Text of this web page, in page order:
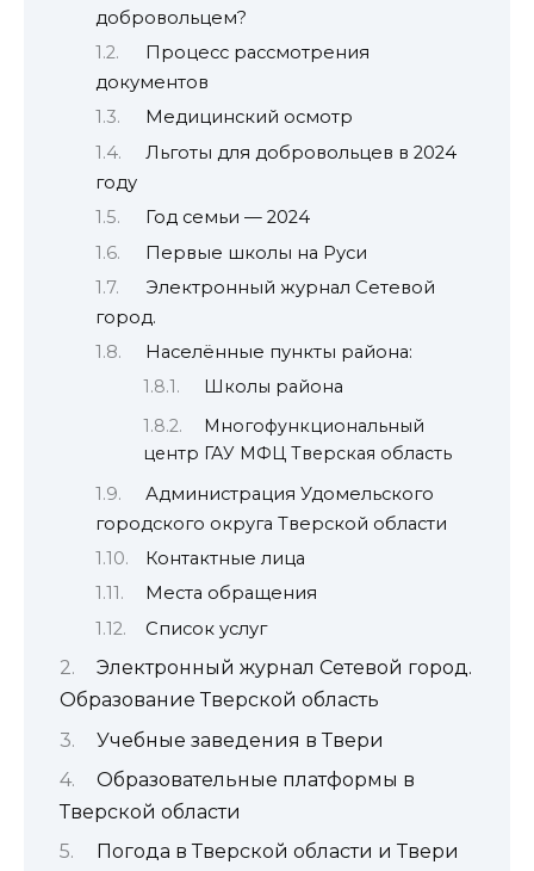
добровольцем?
Процесс рассмотрения
документов
Медицинский осмотр
Льготы для добровольцев в 2024
году
Год семьи — 2024
Первые школы на Руси
Электронный журнал Сетевой
город.
Населённые пункты района:
Школы района
Многофункциональный
центр ГАУ МФЦ Тверская область
Администрация Удомельского
городского округа Тверской области
Контактные лица
Места обращения
Список услуг
Электронный журнал Сетевой город.
Образование Тверской область
Учебные заведения в Твери
Образовательные платформы в
Тверской области
Погода в Тверской области и Твери